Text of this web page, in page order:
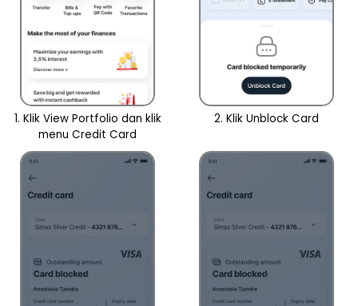
Nasabah
Hubungan
Investor
Karir
1. Klik View Portfolio dan klik
menu Credit Card
2. Klik Unblock Card